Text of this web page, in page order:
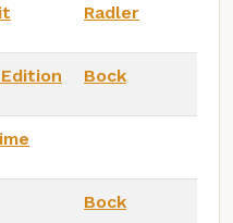
Radler
Bock
Bock